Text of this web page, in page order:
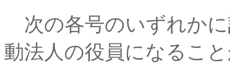
次の各号のいずれか
動法人の役員になるこ